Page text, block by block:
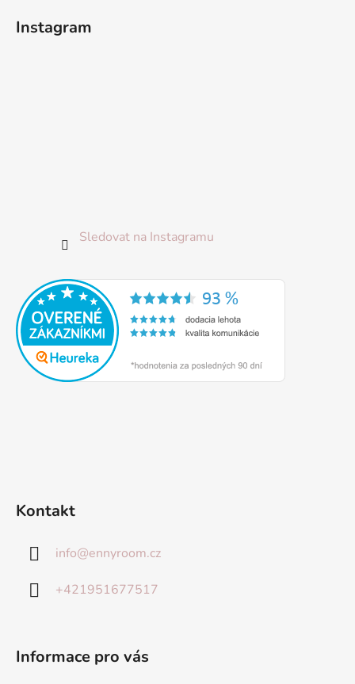
Instagram
Sledovat na Instagramu
Kontakt
info@ennyroom.cz
+421951677517
Informace pro vás